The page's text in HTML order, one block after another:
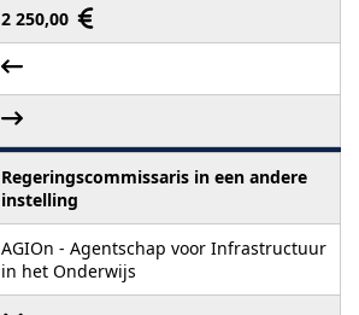
2 250,00
Regeringscommissaris in een andere
instelling
AGIOn - Agentschap voor Infrastructuur
in het Onderwijs